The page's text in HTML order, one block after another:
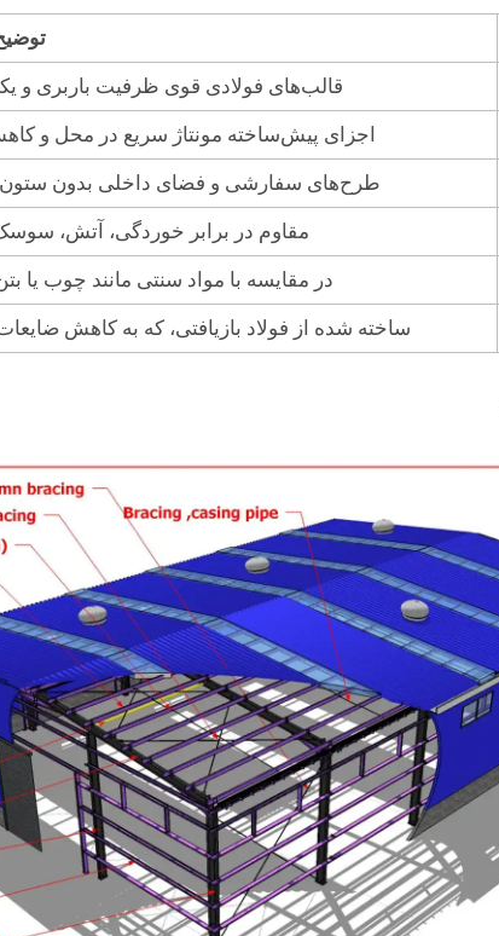
قالب‌های فولادی قوی ظرفیت باربری و
اجزای پیش‌ساخته مونتاژ سریع در محل و
طرح‌های سفارشی و فضای داخلی بدون ستون
مقاوم در برابر خوردگی، آتش،
در مقایسه با مواد سنتی مانند چوب یا
ساخته شده از فولاد بازیافتی، که به کاهش